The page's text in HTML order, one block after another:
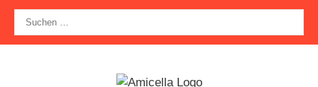
Zum
Inhalt
springen
nach: